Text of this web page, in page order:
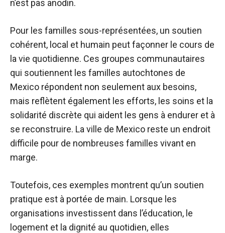
n’est pas anodin.
Pour les familles sous-représentées, un soutien
cohérent, local et humain peut façonner le cours de
la vie quotidienne. Ces groupes communautaires
qui soutiennent les familles autochtones de
Mexico répondent non seulement aux besoins,
mais reflètent également les efforts, les soins et la
solidarité discrète qui aident les gens à endurer et à
se reconstruire. La ville de Mexico reste un endroit
difficile pour de nombreuses familles vivant en
marge.
Toutefois, ces exemples montrent qu’un soutien
pratique est à portée de main. Lorsque les
organisations investissent dans l’éducation, le
logement et la dignité au quotidien, elles